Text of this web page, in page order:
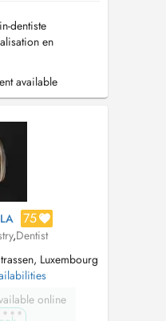
dentiste
en
un
mes patients, j'ai
de suivre
Ma ...
available
75
,Dentist
Luxembourg
online